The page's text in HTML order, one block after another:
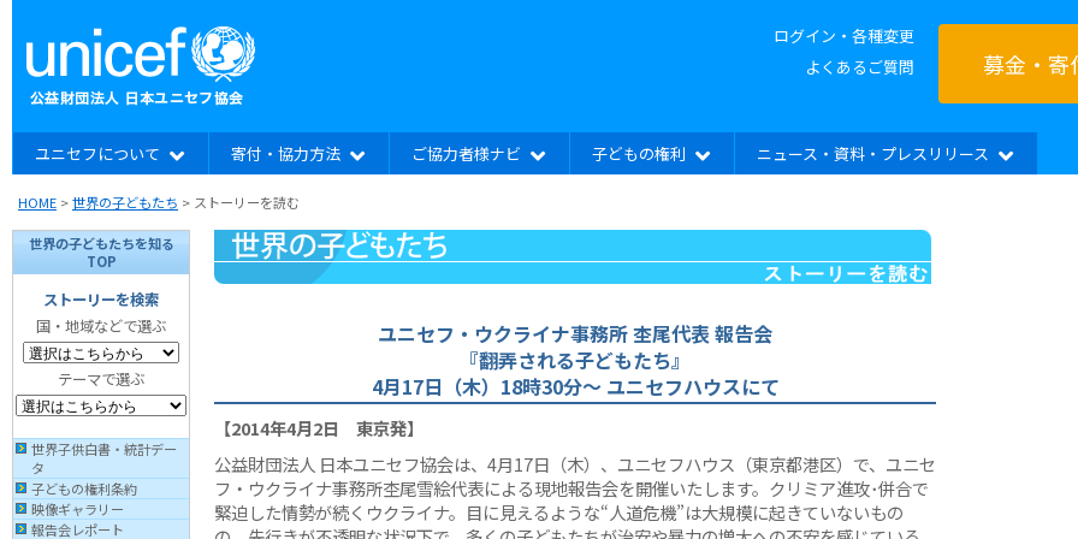
ログイン・各種変更
よくあるご質問
募金・寄
ユニセフについて 寄付・協力方法 ご協力者様ナビ 子どもの権利 ニュース・資料・プレスリリース
HOME >世界の子どもたち > ストーリーを読む
世界の子どもたちを知る
TOP
ストーリーを検索
国・地域などで選ぶ
テーマで選ぶ
世界子供白書・統計デー
タ
子どもの権利条約
映像ギャラリー
報告会レポート
ユニセフ・ウクライナ事務所 杢尾代表 報告会
『翻弄される子どもたち』
4月17日（木）18時30分〜 ユニセフハウスにて
【2014年4月2日 東京発】
公益財団法人 日本ユニセフ協会は、4月17日（木）、ユニセフハウス（東京都港区）で、ユニセ
フ・ウクライナ事務所杢尾雪絵代表による現地報告会を開催いたします。クリミア進攻･併合で
緊迫した情勢が続くウクライナ。目に見えるような“人道危機”は大規模に起きていないもの